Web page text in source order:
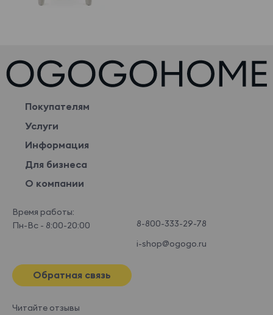
Покупателям
Услуги
Информация
Для бизнеса
О компании
Время работы:
Пн-Вс - 8:00-20:00
8-800-333-29-78
i-shop@ogogo.ru
Обратная связь
Читайте отзывы